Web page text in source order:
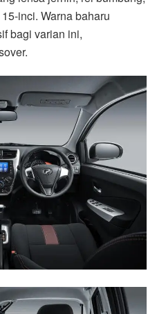
inci. Warna baharu
bagi varian ini,